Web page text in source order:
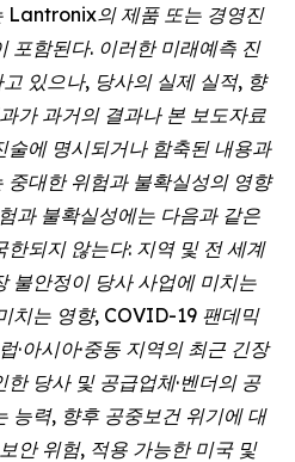
Lantronix의 제품 또는 경영진
포함된다. 이러한 미래예측 진
있으나, 당사의 실제 실적, 향
가 과거의 결과나 본 보도자료
술에 명시되거나 함축된 내용과
중대한 위험과 불확실성의 영향
과 불확실성에는 다음과 같은
되지 않는다: 지역 및 전 세계
불안정이 당사 사업에 미치는
치는 영향, COVID-19 팬데믹
·아시아·중동 지역의 최근 긴장
당사 및 공급업체·벤더의 공
능력, 향후 공중보건 위기에 대
안 위험, 적용 가능한 미국 및